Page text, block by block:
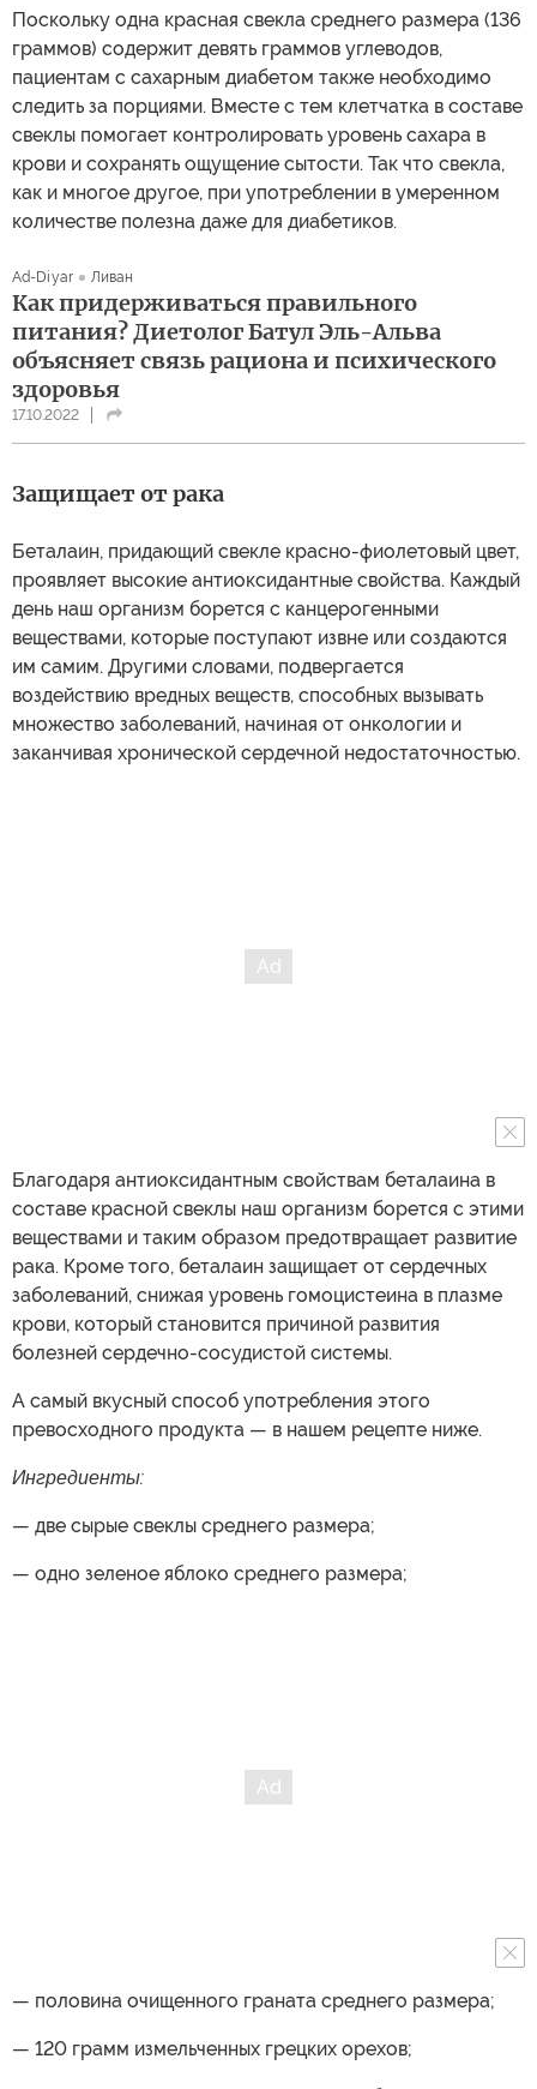
Поскольку одна красная свекла среднего размера (136
граммов) содержит девять граммов углеводов,
пациентам с сахарным диабетом также необходимо
следить за порциями. Вместе с тем клетчатка в составе
свеклы помогает контролировать уровень сахара в
крови и сохранять ощущение сытости. Так что свекла,
как и многое другое, при употреблении в умеренном
количестве полезна даже для диабетиков.
Ad-Diyar Ливан
Как придерживаться правильного
питания? Диетолог Батул Эль-Альва
объясняет связь рациона и психического
здоровья
17.10.2022
Защищает от рака
Беталаин, придающий свекле красно-фиолетовый цвет,
проявляет высокие антиоксидантные свойства. Каждый
день наш организм борется с канцерогенными
веществами, которые поступают извне или создаются
им самим. Другими словами, подвергается
воздействию вредных веществ, способных вызывать
множество заболеваний, начиная от онкологии и
заканчивая хронической сердечной недостаточностью.
Благодаря антиоксидантным свойствам беталаина в
составе красной свеклы наш организм борется с этими
веществами и таким образом предотвращает развитие
рака. Кроме того, беталаин защищает от сердечных
заболеваний, снижая уровень гомоцистеина в плазме
крови, который становится причиной развития
болезней сердечно-сосудистой системы.
А самый вкусный способ употребления этого
превосходного продукта — в нашем рецепте ниже.
Ингредиенты:
— две сырые свеклы среднего размера;
— одно зеленое яблоко среднего размера;
— половина очищенного граната среднего размера;
— 120 грамм измельченных грецких орехов;